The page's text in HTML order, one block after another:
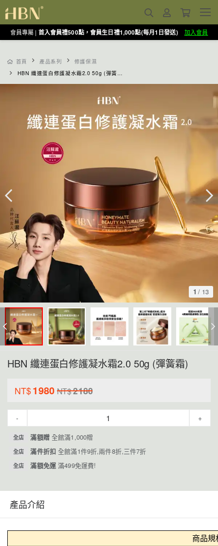
會員專屬 | 首入會員禮500點，會員生日禮1,000點(每月1日發送) 加入會員
首頁 產品系列
修護保濕
HBN 纖連蛋白修護凝水霜2.0 50g (彈簧霜)
1 / 13
HBN 纖連蛋白修護凝水霜2.0 50g (彈簧霜)
NT$1980 NT$2180
- +
全店 滿額贈 全館滿1,000贈
全店 滿件折扣全館滿1件9折,兩件8折,三件7折
全店 滿額免運滿499免運費!
產品介紹
商品規